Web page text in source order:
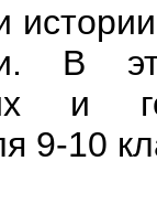
В
и
9-10